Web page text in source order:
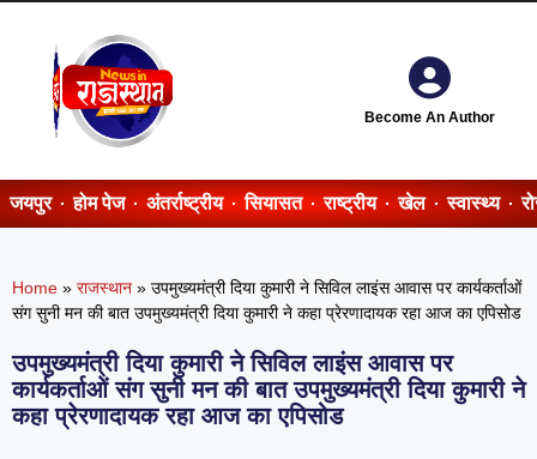
Become An Author
जयपुर होम पेज अंतर्राष्ट्रीय सियासत राष्ट्रीय खेल स्वास्थ्य
Home » राजस्थान » उपमुख्यमंत्री दिया कुमारी ने सिविल लाइंस आवास पर कार्यकर्ताओं
संग सुनी मन की बात उपमुख्यमंत्री दिया कुमारी ने कहा प्रेरणादायक रहा आज का एपिसोड
उपमुख्यमंत्री दिया कुमारी ने सिविल लाइंस आवास पर
कार्यकर्ताओं संग सुनी मन की बात उपमुख्यमंत्री दिया कुमारी ने
कहा प्रेरणादायक रहा आज का एपिसोड